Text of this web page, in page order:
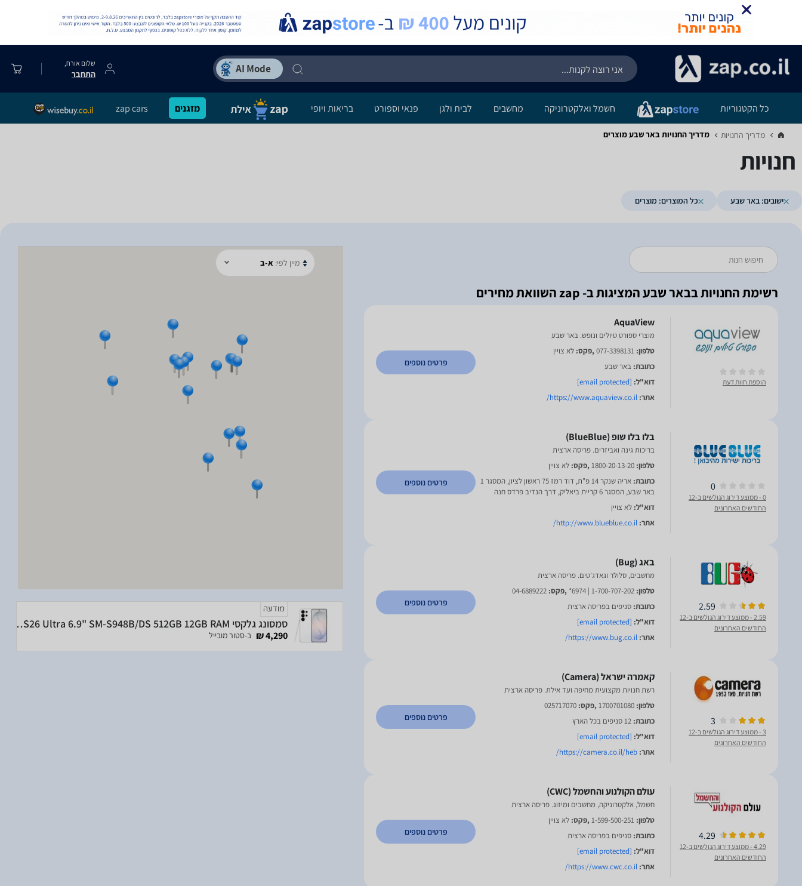
שלום אורח,
התחבר
כל הקטגוריות חשמל ואלקטרוניקה מחשבים לבית ולגן פנאי וספורט בריאות ויופי מזגנים zap cars
מדריך החנויות‏ מדריך החנויות ‏באר שבע ‏מוצרים
חנויות
ישובים: באר שבע כל המוצרים: מוצרים
מיין לפי: א-ב
רשימת החנויות בבאר שבע המציגות ב- zap השוואת מחירים
הוספת חוות דעת
AquaView
מוצרי ספורט טיולים ונופש. באר שבע
טלפון: 077-3398131,פקס: לא צויין
כתובת: באר שבע
דוא"ל: [email protected]
אתר: https://www.aquaview.co.il/
פרטים נוספים
0
0
- ממוצע דירוג הגולשים ב-12
החודשים האחרונים
בריכות גינה ואביזרים. פריסה ארצית
טלפון: 1800-20-13-20,פקס: לא צויין
כתובת:
אריה שנקר 14 פ"ת, דוד רמז 75 ראשון לציון, המסגר 1
באר שבע, המסגר 6 קריית ביאליק, דרך הנדיב פרדס חנה
דוא"ל: לא צויין
אתר: http://www.blueblue.co.il/
פרטים נוספים
2.59
2.59
- ממוצע דירוג הגולשים ב-12
החודשים האחרונים
מחשבים, סלולר וגאדג'טים. פריסה ארצית
טלפון: 1-700-707-202 | 6974* ,פקס: 04-6889222
כתובת: סניפים בפריסה ארצית
דוא"ל: [email protected]
אתר: https://www.bug.co.il/
פרטים נוספים
3
3
- ממוצע דירוג הגולשים ב-12
החודשים האחרונים
רשת חנויות מקצועית מחיפה ועד אילת. פריסה ארצית
טלפון: 1700701080,פקס: 025717070
כתובת: 12 סניפים בכל הארץ
דוא"ל: [email protected]
אתר: https://camera.co.il/heb/
פרטים נוספים
4.29
4.29
- ממוצע דירוג הגולשים ב-12
החודשים האחרונים
חשמל, אלקטרוניקה, מחשבים ומיזוג. פריסה ארצית
טלפון: 1-599-500-251,פקס: לא צויין
כתובת: סניפים בפריסה ארצית
דוא"ל: [email protected]
אתר: https://www.cwc.co.il/
פרטים נוספים
מודעה
סמסונג גלקסי Samsung Galaxy S26 Ultra 6.9" SM-S948B/DS 512GB 12GB RAM
4,290 ₪ ב-סטור מובייל